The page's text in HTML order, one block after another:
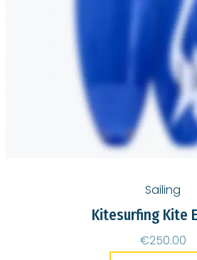
Sailing
Kitesurfing Kite
€250.00